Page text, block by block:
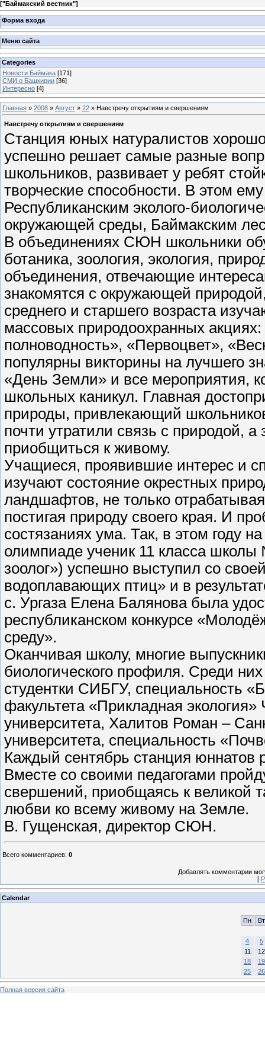
["Баймакский вестник"]
Форма входа
Меню сайта
Categories
Новости Баймака [171]
СМИ о Башкирии [36]
Интересно [4]
Главная » 2008 » Август » 22 » Навстречу открытиям и свершениям
Навстречу открытиям и свершениям
Станция юных натуралистов
успешно решает самые разные
школьников, развивает у ребят
творческие способности. В этом
Республиканским эколого-
окружающей среды, Баймакским
В объединениях СЮН школьники
ботаника, зоология, экология,
объединения, отвечающие
знакомятся с окружающей
среднего и старшего возраста
массовых природоохранных
полноводность», «Первоцвет»,
популярны викторины на лучшего
«День Земли» и все мероприятия,
школьных каникул. Главная
природы, привлекающий
почти утратили связь с природой,
приобщиться к живому.
Учащиеся, проявившие интерес и
изучают состояние окрестных
ландшафтов, не только
постигая природу своего края. И
состязаниях ума. Так, в этом году
олимпиаде ученик 11 класса
зоолог») успешно выступил со
водоплавающих птиц» и в
с. Ургаза Елена Балянова была
республиканском конкурсе
среду».
Оканчивая школу, многие
биологического профиля. Среди
студентки СИБГУ, специальность
факультета «Прикладная экология»
университета, Халитов Роман –
университета, специальность
Каждый сентябрь станция юннатов
Вместе со своими педагогами
свершений, приобщаясь к великой
любви ко всему живому на Земле.
В. Гущенская, директор СЮН.
Всего комментариев: 0
Добавлять комментарии
[
Calendar
Пн
Вт
4
5
11
12
18
19
25
26
Полная версия сайта